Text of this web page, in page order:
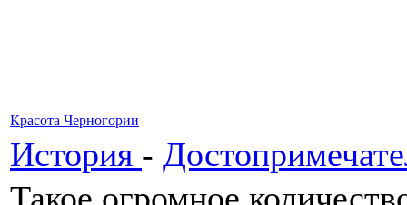
Красота Черногории
История -